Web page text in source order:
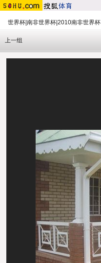
世界杯|南非世界杯|2010南非世界杯
上一组